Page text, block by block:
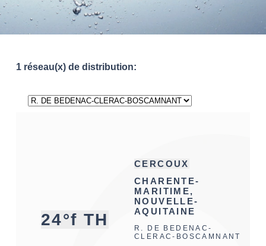
1 réseau(x) de distribution:
24°f TH
CERCOUX
CHARENTE-
MARITIME,
NOUVELLE-
AQUITAINE
R. DE BEDENAC-
CLERAC-BOSCAMNANT